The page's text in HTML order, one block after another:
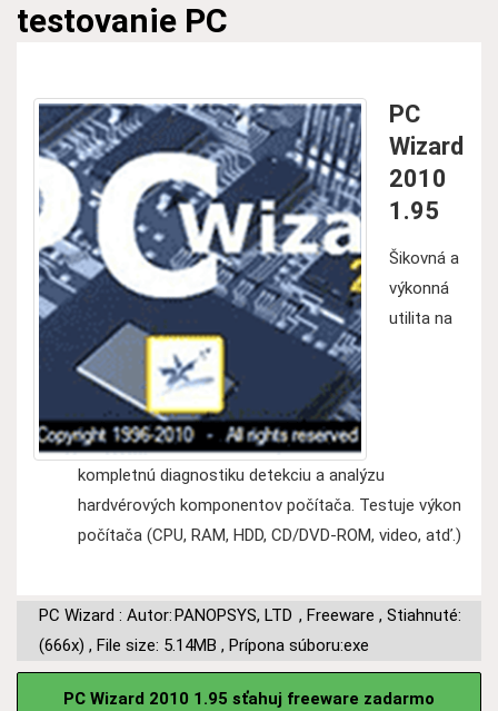
testovanie PC
PC
Wizard
2010
1.95
Šikovná a
výkonná
utilita na
kompletnú diagnostiku detekciu a analýzu
hardvérových komponentov počítača. Testuje výkon
počítača (CPU, RAM, HDD, CD/DVD-ROM, video, atď.)
PC Wizard : Autor:PANOPSYS, LTD , Freeware , Stiahnuté:
(666x) , File size: 5.14MB , Prípona súboru:exe
PC Wizard 2010 1.95 sťahuj freeware zadarmo